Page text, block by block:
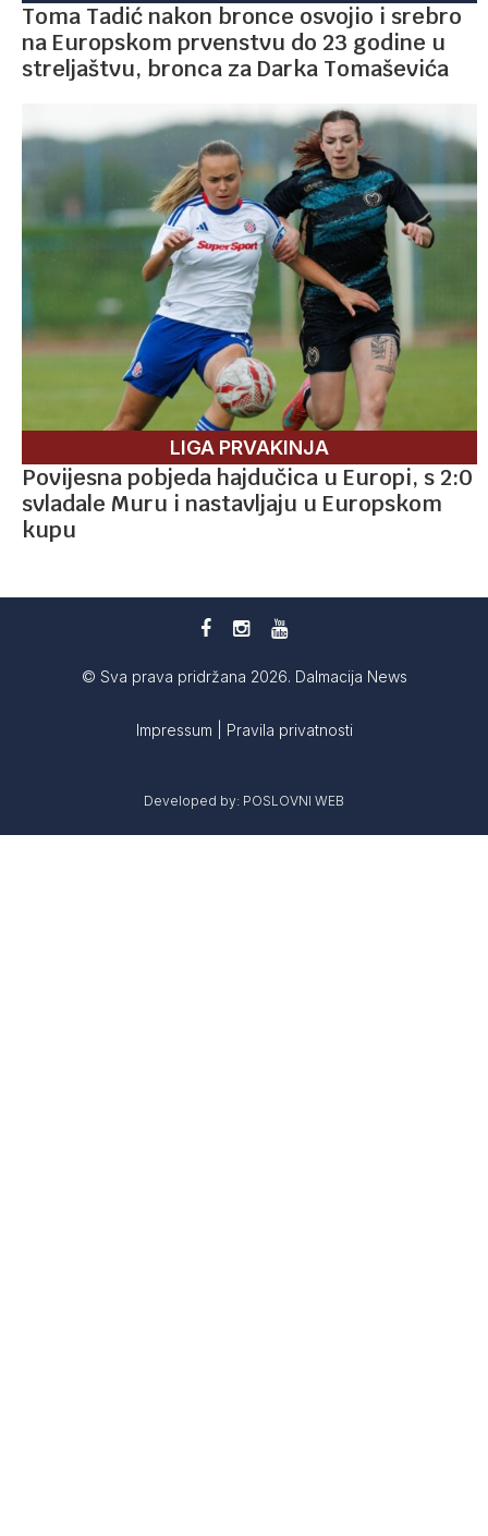
Toma Tadić nakon bronce osvojio i srebro
na Europskom prvenstvu do 23 godine u
streljaštvu, bronca za Darka Tomaševića
LIGA PRVAKINJA
Povijesna pobjeda hajdučica u Europi, s 2:0
svladale Muru i nastavljaju u Europskom
kupu
© Sva prava pridržana 2026. Dalmacija News
Impressum Pravila privatnosti
Developed by: POSLOVNI WEB